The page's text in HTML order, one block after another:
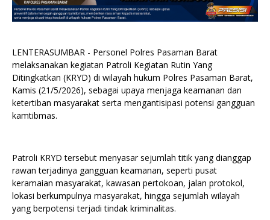
LENTERASUMBAR - Personel Polres Pasaman Barat
melaksanakan kegiatan Patroli Kegiatan Rutin Yang
Ditingkatkan (KRYD) di wilayah hukum Polres Pasaman Barat,
Kamis (21/5/2026), sebagai upaya menjaga keamanan dan
ketertiban masyarakat serta mengantisipasi potensi gangguan
kamtibmas.
Patroli KRYD tersebut menyasar sejumlah titik yang dianggap
rawan terjadinya gangguan keamanan, seperti pusat
keramaian masyarakat, kawasan pertokoan, jalan protokol,
lokasi berkumpulnya masyarakat, hingga sejumlah wilayah
yang berpotensi terjadi tindak kriminalitas.